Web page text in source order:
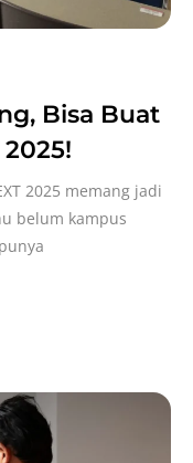
Bisa Buat
2025 memang jadi
belum kampus